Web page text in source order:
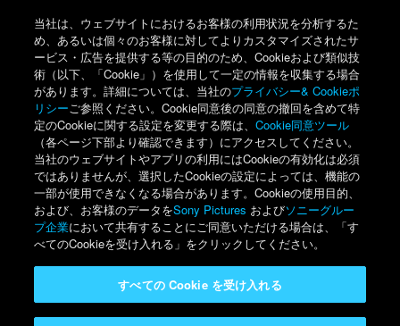
当社は、ウェブサイトにおけるお客様の利用状況を分析するた
め、あるいは個々のお客様に対してよりカスタマイズされたサ
ービス・広告を提供する等の目的のため、Cookieおよび類似技
術（以下、「Cookie」）を使用して一定の情報を収集する場合
があります。詳細については、当社のプライバシー& Cookieポ
リシーご参照ください。Cookie同意後の同意の撤回を含めて特
定のCookieに関する設定を変更する際は、Cookie同意ツール
（各ページ下部より確認できます）にアクセスしてください。
当社のウェブサイトやアプリの利用にはCookieの有効化は必須
ではありませんが、選択したCookieの設定によっては、機能の
一部が使用できなくなる場合があります。Cookieの使用目的、
および、お客様のデータをSony Pictures およびソニーグルー
プ企業において共有することにご同意いただける場合は、「す
べてのCookieを受け入れる」をクリックしてください。
すべての Cookie を受け入れる